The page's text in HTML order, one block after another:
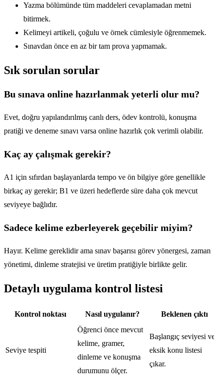
Yazma bölümünde tüm maddeleri cevaplamadan metni
bitirmek.
Kelimeyi artikeli, çoğulu ve örnek cümlesiyle öğrenmemek.
Sınavdan önce en az bir tam prova yapmamak.
Sık sorulan sorular
Bu sınava online hazırlanmak yeterli olur mu?
Evet, doğru yapılandırılmış canlı ders, ödev kontrolü, konuşma
pratiği ve deneme sınavı varsa online hazırlık çok verimli olabilir.
Kaç ay çalışmak gerekir?
A1 için sıfırdan başlayanlarda tempo ve ön bilgiye göre genellikle
birkaç ay gerekir; B1 ve üzeri hedeflerde süre daha çok mevcut
seviyeye bağlıdır.
Sadece kelime ezberleyerek geçebilir miyim?
Hayır. Kelime gereklidir ama sınav başarısı görev yönergesi, zaman
yönetimi, dinleme stratejisi ve üretim pratiğiyle birlikte gelir.
Detaylı uygulama kontrol listesi
Kontrol noktası Nasıl uygulanır? Beklenen çıktı
Seviye tespiti
Öğrenci önce mevcut
kelime, gramer,
dinleme ve konuşma
durumunu ölçer.
Başlangıç seviyesi ve
eksik konu listesi
çıkar.